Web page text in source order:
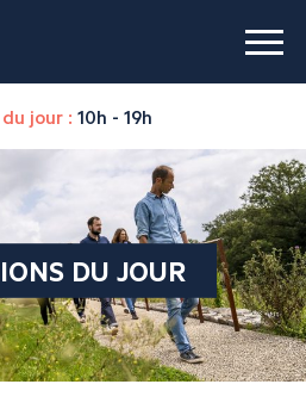
jour : 10h - 19h
DU JOUR